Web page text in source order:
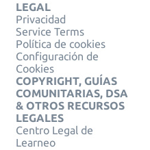
LEGAL
Privacidad
Service Terms
Política de cookies
Configuración de
Cookies
COPYRIGHT, GUÍAS
COMUNITARIAS, DSA
& OTROS RECURSOS
LEGALES
Centro Legal de
Learneo